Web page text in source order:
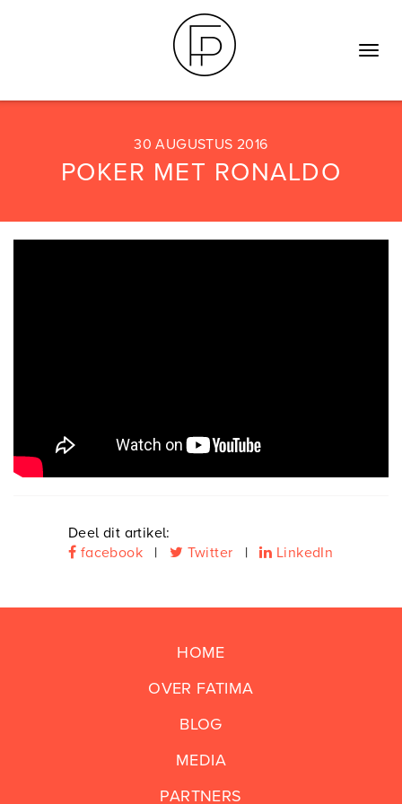
Toggle
30 AUGUSTUS 2016
POKER MET RONALDO
Deel dit artikel:
facebook | Twitter | LinkedIn
HOME
OVER FATIMA
BLOG
MEDIA
PARTNERS